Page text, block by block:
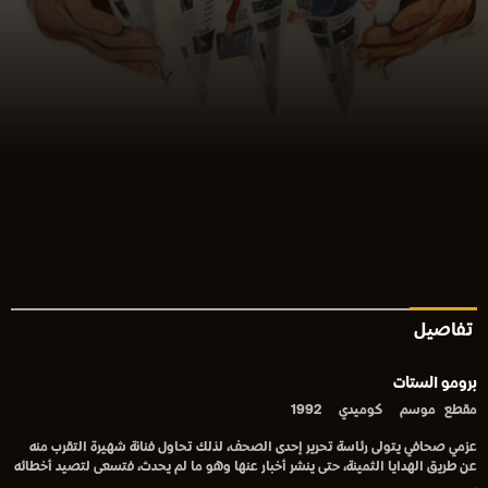
تفاصيل
برومو الستات
مقطع موسم كوميدي 1992
عزمي صحافي يتولى رئاسة تحرير إحدى الصحف، لذلك تحاول فنانة شهيرة التقرب منه
عن طريق الهدايا الثمينة، حتى ينشر أخبار عنها وهو ما لم يحدث، فتسعى لتصيد أخطائه